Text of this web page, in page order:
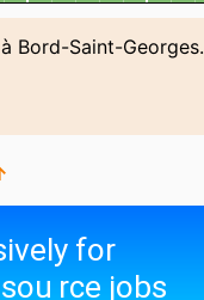
Bord-Saint-Georges.